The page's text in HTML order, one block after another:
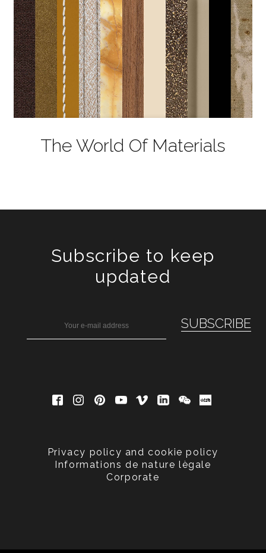
The World Of Materials
Subscribe to keep
updated
Privacy policy and cookie policy
Informations de nature lègale
Corporate